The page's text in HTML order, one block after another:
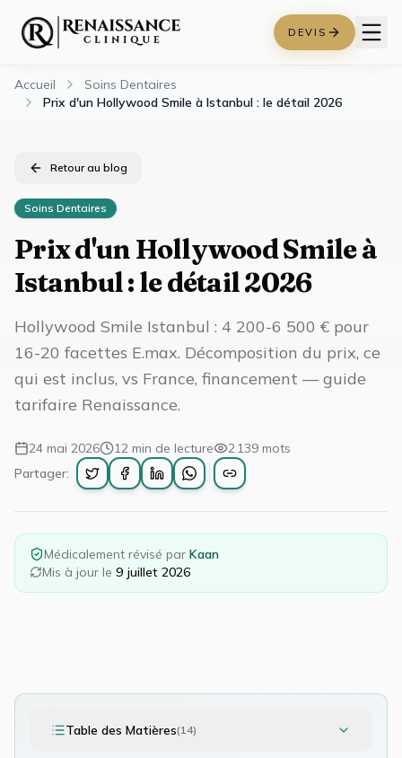
DEVIS
Accueil
Soins Dentaires
Prix d'un Hollywood Smile à Istanbul : le détail 2026
Retour au blog
Soins Dentaires
Prix d'un Hollywood Smile à
Istanbul : le détail 2026
Hollywood Smile Istanbul : 4 200-6 500 € pour
16-20 facettes E.max. Décomposition du prix, ce
qui est inclus, vs France, financement — guide
tarifaire Renaissance.
24 mai 2026 12 min de lecture 2 139 mots
Partager:
Médicalement révisé par Kaan
Mis à jour le 9 juillet 2026
Table des Matières(14)